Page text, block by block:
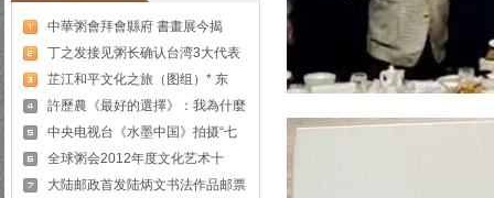
中華粥會拜會縣府 書畫展今揭
丁之发接见粥长确认台湾3大代表
芷江和平文化之旅（图组）* 东
許歷農《最好的選擇》：我為什麼
中央电视台《水墨中国》拍摄“七
全球粥会2012年度文化艺术十
大陆邮政首发陆炳文书法作品邮票